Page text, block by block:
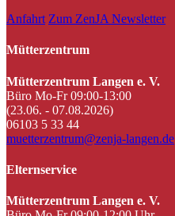
Anfahrt Zum ZenJA Newsletter
Mütterzentrum
Mütterzentrum Langen e. V.
Büro Mo-Fr 09:00-13:00
(23.06. - 07.08.2026)
06103 5 33 44
muetterzentrum@zenja-langen.de
Elternservice
Mütterzentrum Langen e. V.